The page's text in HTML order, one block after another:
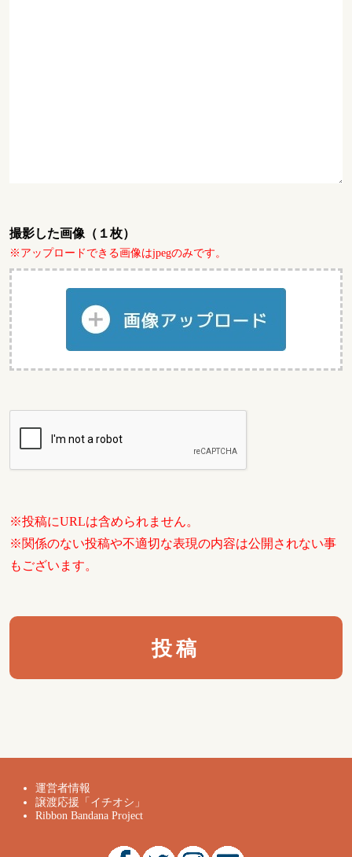
撮影した画像（１枚）
※アップロードできる画像はjpegのみです。
※投稿にURLは含められません。
※関係のない投稿や不適切な表現の内容は公開されない事
もございます。
運営者情報
譲渡応援「イチオシ」
Ribbon Bandana Project